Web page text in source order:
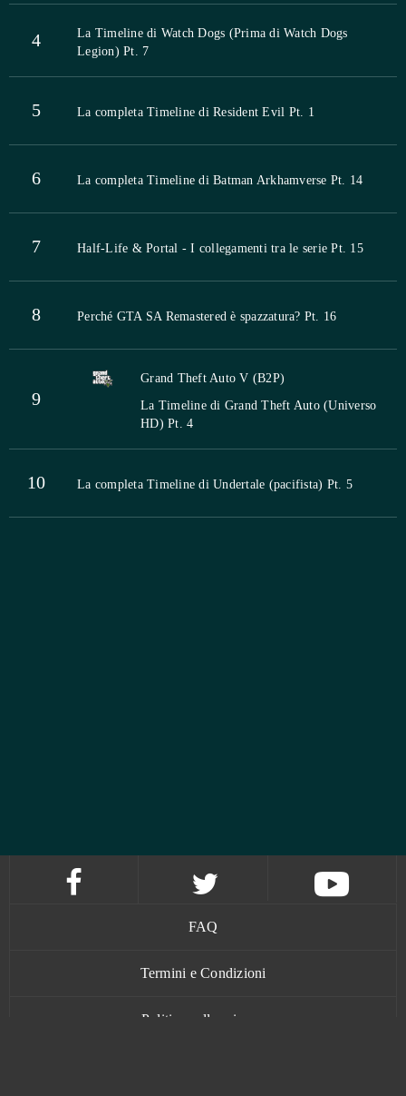
4
La Timeline di Watch Dogs (Prima di Watch Dogs
Legion) Pt. 7
5 La completa Timeline di Resident Evil Pt. 1
6 La completa Timeline di Batman Arkhamverse Pt. 14
7 Half-Life & Portal - I collegamenti tra le serie Pt. 15
8 Perché GTA SA Remastered è spazzatura? Pt. 16
9
Grand Theft Auto V (B2P)
La Timeline di Grand Theft Auto (Universo
HD) Pt. 4
10 La completa Timeline di Undertale (pacifista) Pt. 5
FAQ
Termini e Condizioni
Politica sulla privacy